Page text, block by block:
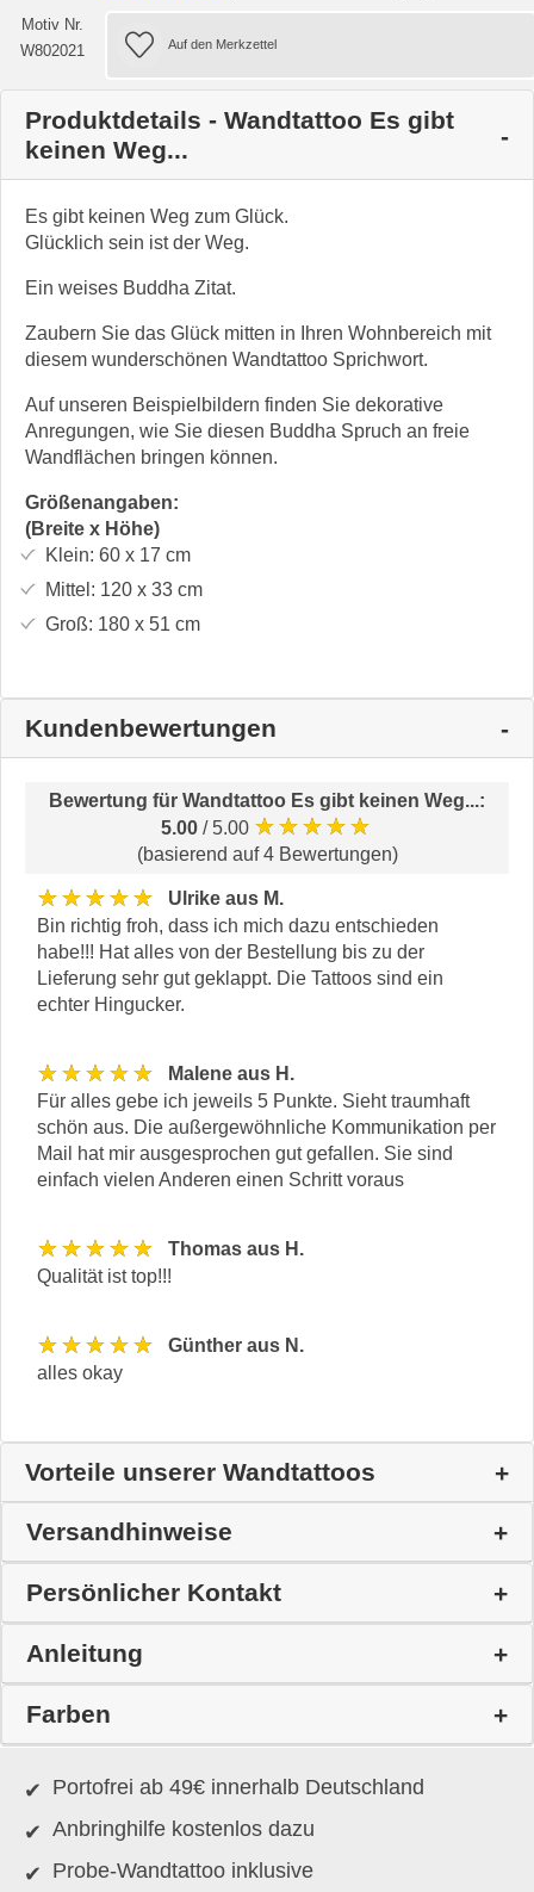
Motiv Nr.
W802021
Produktdetails - Wandtattoo Es gibt
keinen Weg...
Es gibt keinen Weg zum Glück.
Glücklich sein ist der Weg.
Ein weises Buddha Zitat.
Zaubern Sie das Glück mitten in Ihren Wohnbereich mit
diesem wunderschönen Wandtattoo Sprichwort.
Auf unseren Beispielbildern finden Sie dekorative
Anregungen, wie Sie diesen Buddha Spruch an freie
Wandflächen bringen können.
Größenangaben:
(Breite x Höhe)
Klein: 60 x 17 cm
Mittel: 120 x 33cm
Groß: 180 x 51 cm
Kundenbewertungen
Bewertung für Wandtattoo Es gibt keinen Weg...:
5.00 / 5.00 ★★★★★
(basierend auf 4 Bewertungen)
★★★★★
Ulrike aus M.
Bin richtig froh, dass ich mich dazu entschieden
habe!!! Hat alles von der Bestellung bis zu der
Lieferung sehr gut geklappt. Die Tattoos sind ein
echter Hingucker.
★★★★★
Malene aus H.
Für alles gebe ich jeweils 5 Punkte. Sieht traumhaft
schön aus. Die außergewöhnliche Kommunikation per
Mail hat mir ausgesprochen gut gefallen. Sie sind
einfach vielen Anderen einen Schritt voraus
★★★★★
Thomas aus H.
Qualität ist top!!!
★★★★★
Günther aus N.
alles okay
Vorteile unserer Wandtattoos
Versandhinweise
Persönlicher Kontakt
Anleitung
Farben
Portofrei ab 49€ innerhalb Deutschland
Anbringhilfe kostenlos dazu
Probe-Wandtattoo inklusive